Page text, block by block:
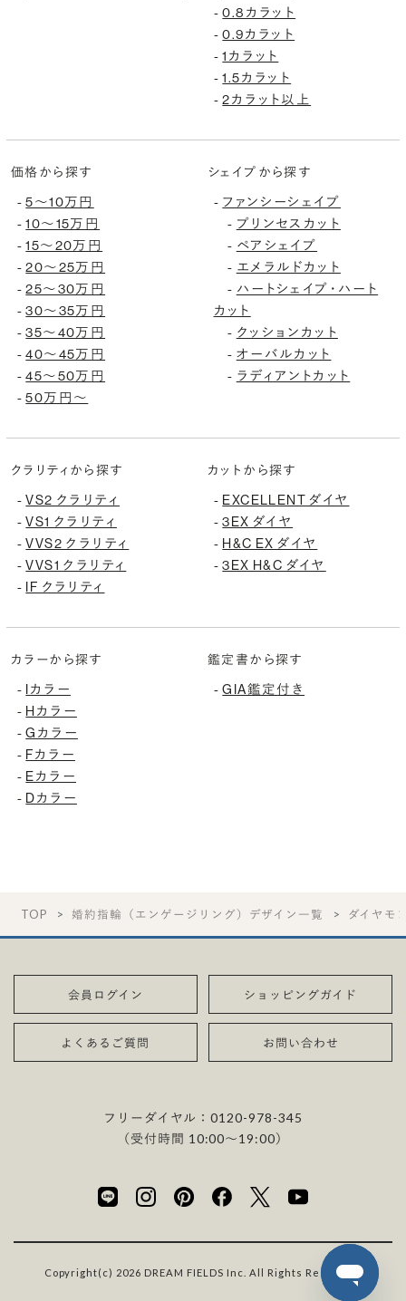
-0.8カラット
-0.9カラット
-1カラット
-1.5カラット
-2カラット以上
価格から探す
-5〜10万円
-10〜15万円
-15〜20万円
-20〜25万円
-25〜30万円
-30〜35万円
-35〜40万円
-40〜45万円
-45〜50万円
-50万円〜
シェイプから探す
- ファンシーシェイプ
- プリンセスカット
- ペアシェイプ
- エメラルドカット
- ハートシェイプ・ハート
カット
- クッションカット
- オーバルカット
- ラディアントカット
クラリティから探す
-VS2 クラリティ
-VS1 クラリティ
-VVS2 クラリティ
-VVS1 クラリティ
- IF クラリティ
カットから探す
- EXCELLENT ダイヤ
-3EX ダイヤ
- H&C EX ダイヤ
-3EX H&C ダイヤ
カラーから探す
- Iカラー
- Hカラー
-Gカラー
- Fカラー
- Eカラー
- Dカラー
鑑定書から探す
-GIA鑑定付き
TOP 婚約指輪（エンゲージリング）デザイン一覧 ダイヤモ
会員ログイン ショッピングガイド
よくあるご質問 お問い合わせ
フリーダイヤル：0120-978-345
（受付時間 10:00〜19:00）
Copyright(c) 2026 DREAM FIELDS Inc. All Rights Reserved.